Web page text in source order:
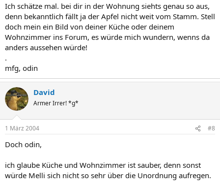
Ich schätze mal. bei dir in der Wohnung siehts genau so aus,
denn bekanntlich fällt ja der Apfel nicht weit vom Stamm. Stell
doch mein ein Bild von deiner Küche oder deinem
Wohnzimmer ins Forum, es würde mich wundern, wenns da
anders aussehen würde!
.
mfg, odin
David
Armer Irrer! *g*
1 März 2004 #8
Doch odin,
ich glaube Küche und Wohnzimmer ist sauber, denn sonst
würde Melli sich nicht so sehr über die Unordnung aufregen.